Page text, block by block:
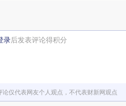
录后发表评论得积分
论仅代表网友个人观点，不代表财新网观点